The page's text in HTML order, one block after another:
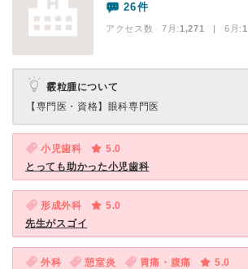
26件
アクセス数 7月:1,271 | 6月:
霰粒腫について
【専門医・資格】 眼科専門医
小児歯科
5.0
とっても助かった小児歯科
形成外科
5.0
先生がスゴイ
外科 憩室炎 胃痛・腹痛
5.0